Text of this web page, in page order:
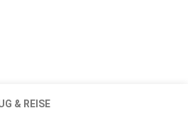
& REISE